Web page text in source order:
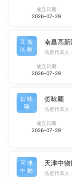
成立日期
2026-07-29
高新
区啊
南昌高新
法定代表人：
成立日期
2026-07-29
贺咏
颖
贺咏颖
法定代表人：
成立日期
2026-07-29
天津
中物
天津中
法定代表人：